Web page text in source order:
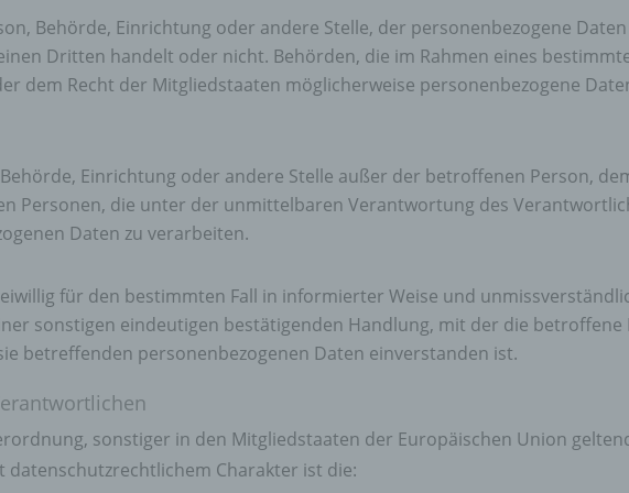
Behörde, Einrichtung oder andere Stelle, der personenbezogene
Dritten handelt oder nicht. Behörden, die im Rahmen eines
dem Recht der Mitgliedstaaten möglicherweise personenbezogene
Einrichtung oder andere Stelle außer der betroffenen Person,
Personen, die unter der unmittelbaren Verantwortung des
Daten zu verarbeiten.
für den bestimmten Fall in informierter Weise und
sonstigen eindeutigen bestätigenden Handlung, mit der die betroffene
betreffenden personenbezogenen Daten einverstanden ist.
sonstiger in den Mitgliedstaaten der Europäischen Union
Charakter ist die:
Verhalten, Aufenthaltsort oder Ortswechsel
Person zu analysieren oder vorherzusagen.
Informationen nicht mehr einer spezifischen
zugeordnet werden können, sofern diese zusätzlichen
aufbewahrt werden und technischen und
Maßnahmen unterliegen, die gewährleisten, dass die
oder für die Verarbeitung Verantwortlicher
für die Verarbeitung Verantwortlicher ist die
gemeinsam mit anderen über die Zwecke und Mittel
dieser Verarbeitung durch das Unionsrecht oder das
vorgegeben, so kann der Verantwortliche